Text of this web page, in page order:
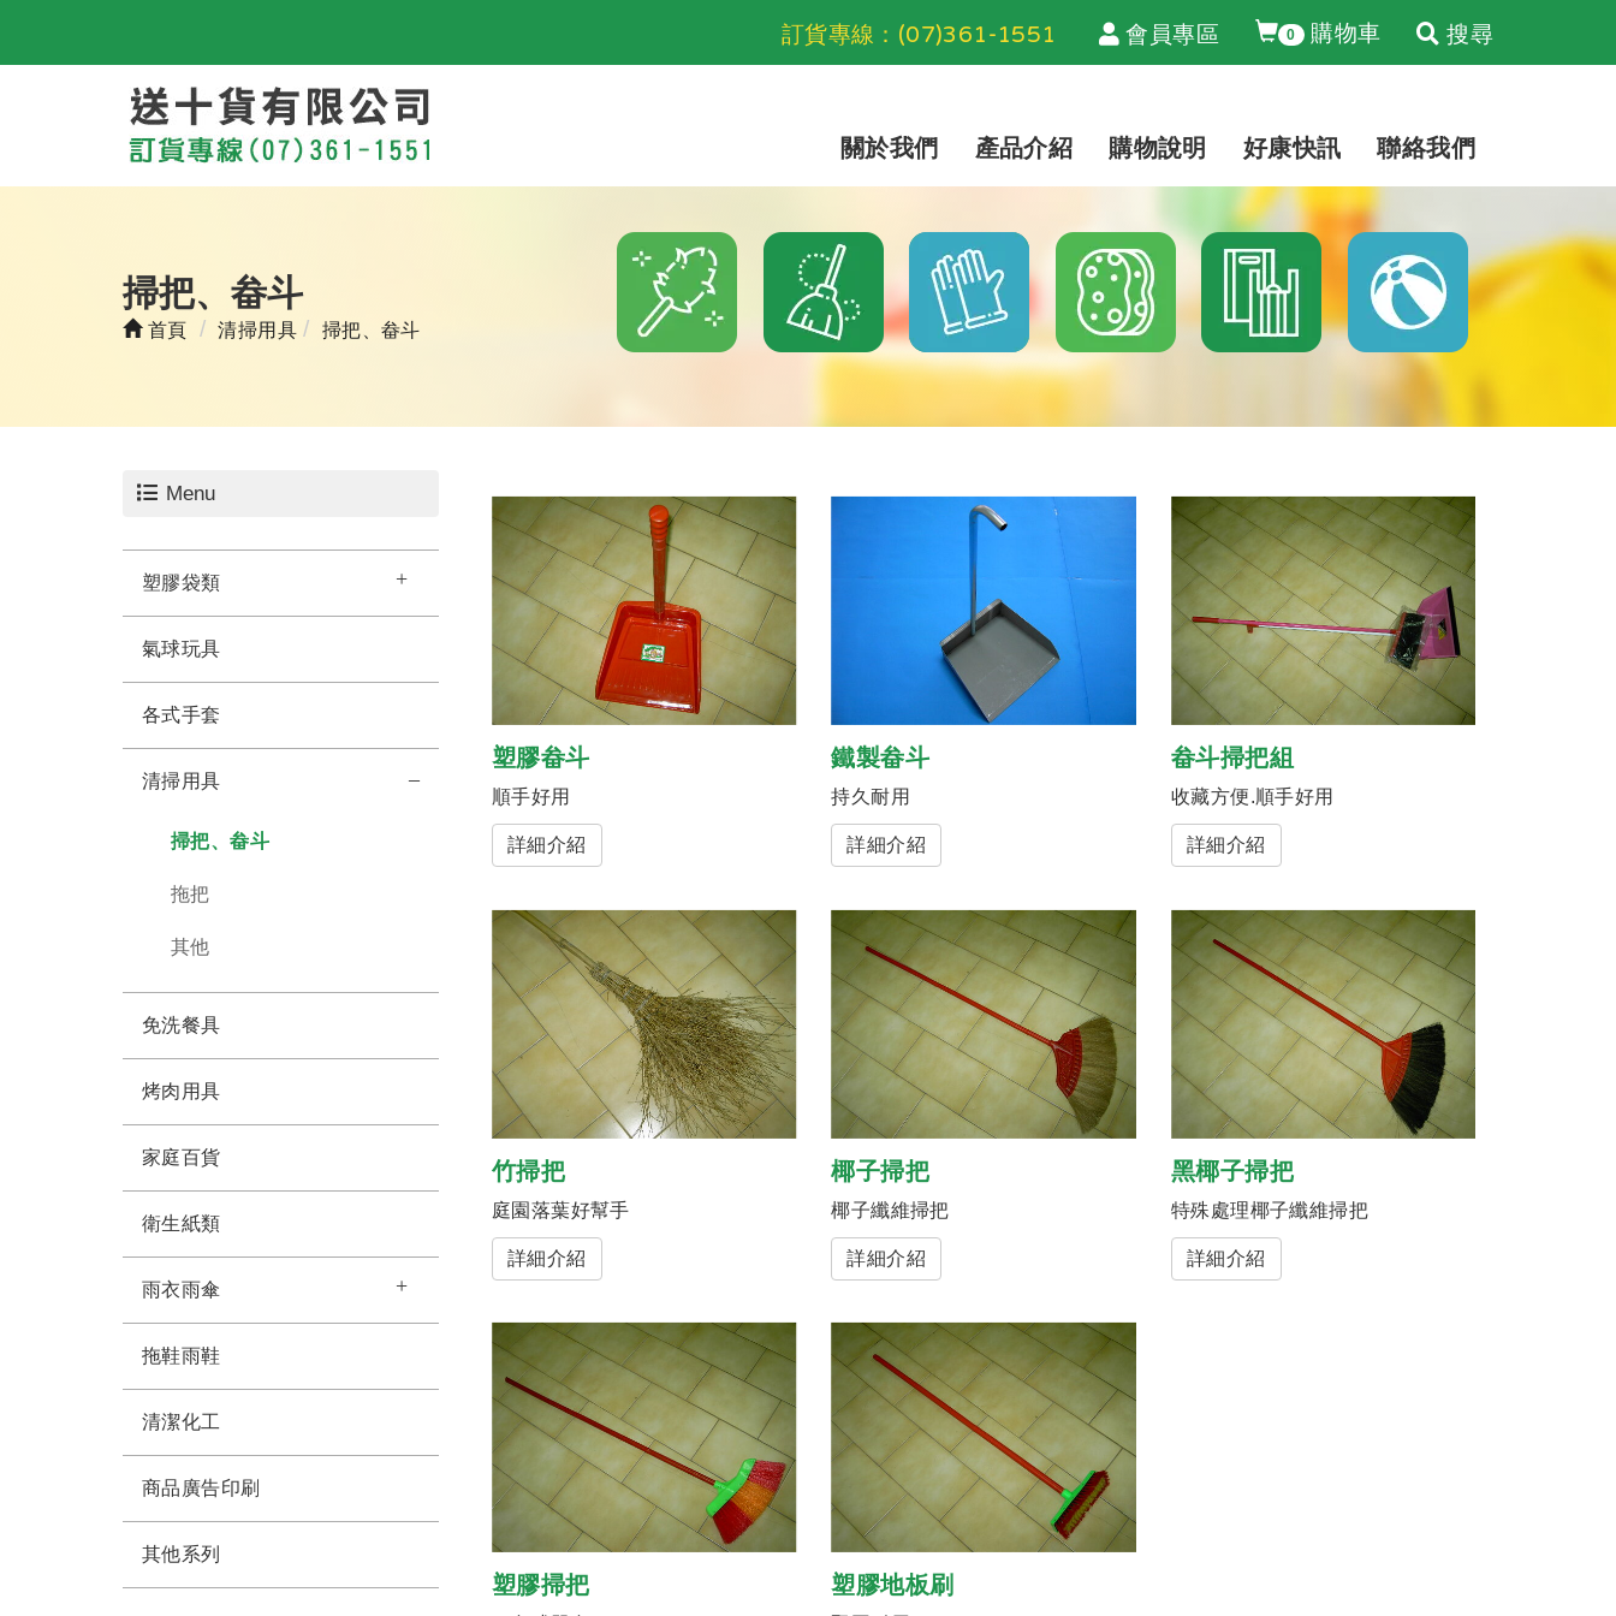
訂貨專線： (07)361-1551 會員專區 0 購物車 搜尋
關於我們 產品介紹 購物說明 好康快訊 聯絡我們
掃把、畚斗
首頁 清掃用具 掃把、畚斗
Menu
塑膠袋類
氣球玩具
各式手套
清掃用具
掃把、畚斗
拖把
其他
免洗餐具
烤肉用具
家庭百貨
衛生紙類
雨衣雨傘
拖鞋雨鞋
清潔化工
商品廣告印刷
其他系列
塑膠畚斗
順手好用
詳細介紹
鐵製畚斗
持久耐用
詳細介紹
畚斗掃把組
收藏方便.順手好用
詳細介紹
竹掃把
庭園落葉好幫手
詳細介紹
椰子掃把
椰子纖維掃把
詳細介紹
黑椰子掃把
特殊處理椰子纖維掃把
詳細介紹
塑膠掃把 塑膠地板刷